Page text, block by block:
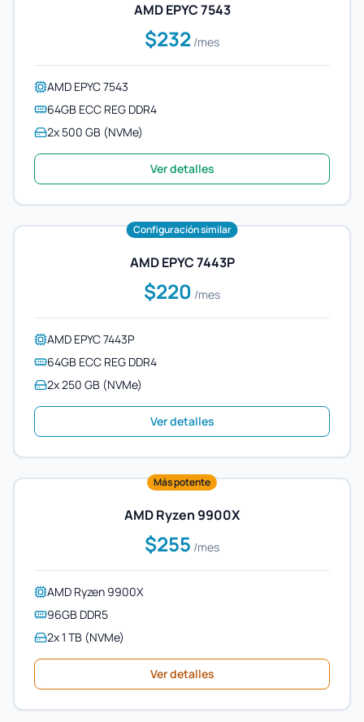
AMD EPYC 7543
$232 /mes
AMD EPYC 7543
64GB ECC REG DDR4
2x 500 GB (NVMe)
Ver detalles
Configuración similar
AMD EPYC 7443P
$220 /mes
AMD EPYC 7443P
64GB ECC REG DDR4
2x 250 GB (NVMe)
Ver detalles
Más potente
AMD Ryzen 9900X
$255 /mes
AMD Ryzen 9900X
96GB DDR5
2x 1 TB (NVMe)
Ver detalles